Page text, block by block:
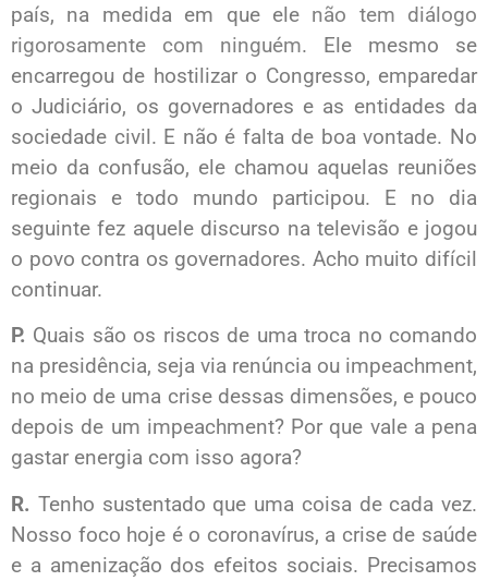
país, na medida em que ele não tem diálogo
rigorosamente com ninguém. Ele mesmo se
encarregou de hostilizar o Congresso, emparedar
o Judiciário, os governadores e as entidades da
sociedade civil. E não é falta de boa vontade. No
meio da confusão, ele chamou aquelas reuniões
regionais e todo mundo participou. E no dia
seguinte fez aquele discurso na televisão e jogou
o povo contra os governadores. Acho muito difícil
continuar.
P. Quais são os riscos de uma troca no comando
na presidência, seja via renúncia ou impeachment,
no meio de uma crise dessas dimensões, e pouco
depois de um impeachment? Por que vale a pena
gastar energia com isso agora?
R. Tenho sustentado que uma coisa de cada vez.
Nosso foco hoje é o coronavírus, a crise de saúde
e a amenização dos efeitos sociais. Precisamos